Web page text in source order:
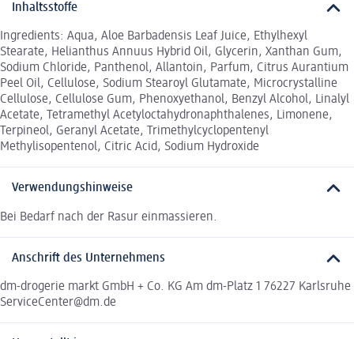
Inhaltsstoffe
Ingredients: Aqua, Aloe Barbadensis Leaf Juice, Ethylhexyl
Stearate, Helianthus Annuus Hybrid Oil, Glycerin, Xanthan Gum,
Sodium Chloride, Panthenol, Allantoin, Parfum, Citrus Aurantium
Peel Oil, Cellulose, Sodium Stearoyl Glutamate, Microcrystalline
Cellulose, Cellulose Gum, Phenoxyethanol, Benzyl Alcohol, Linalyl
Acetate, Tetramethyl Acetyloctahydronaphthalenes, Limonene,
Terpineol, Geranyl Acetate, Trimethylcyclopentenyl
Methylisopentenol, Citric Acid, Sodium Hydroxide
Verwendungshinweise
Bei Bedarf nach der Rasur einmassieren.
Anschrift des Unternehmens
dm-drogerie markt GmbH + Co. KG Am dm-Platz 1 76227 Karlsruhe
ServiceCenter@dm.de